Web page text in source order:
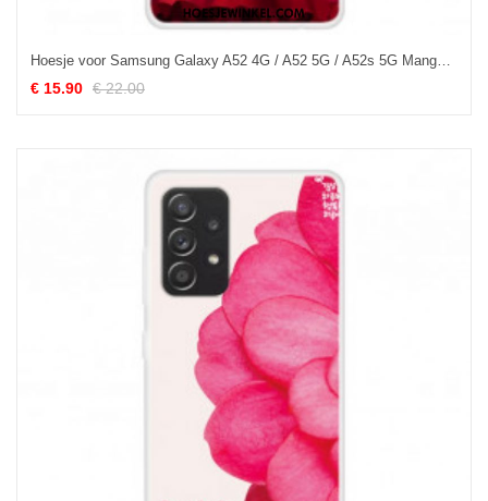
Hoesje voor Samsung Galaxy A52 4G / A52 5G / A52s 5G Manga Dame
€ 15.90 € 22.00